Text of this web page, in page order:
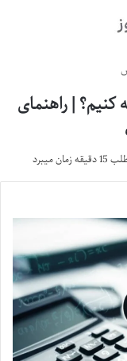
| راهنمای
میبرد